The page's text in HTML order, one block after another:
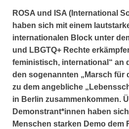
ROSA und ISA (International
haben sich mit einem
internationalen Block unter
und LBGTQ+ Rechte
feministisch, international“ an
den sogenannten „Marsch für
zu dem angebliche
in Berlin zusammenkommen.
Demonstrant*innen haben
Menschen starken Demo dem